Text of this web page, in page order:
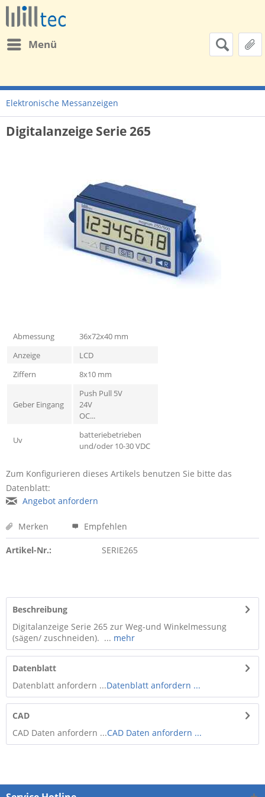
Menü
Elektronische Messanzeigen
Digitalanzeige Serie 265
Abmessung
36x72x40 mm
Anzeige
LCD
Ziffern
8x10 mm
Geber Eingang
Push Pull 5V
24V
OC...
Uv
batteriebetrieben
und/oder 10-30 VDC
Zum Konfigurieren dieses Artikels benutzen Sie bitte das
Datenblatt:
Angebot anfordern
Merken Empfehlen
Artikel-Nr.: SERIE265
Beschreibung
Digitalanzeige Serie 265 zur Weg-und Winkelmessung
(sägen/ zuschneiden). ... mehr
Datenblatt
Datenblatt anfordern ...Datenblatt anfordern ...
CAD
CAD Daten anfordern ...CAD Daten anfordern ...